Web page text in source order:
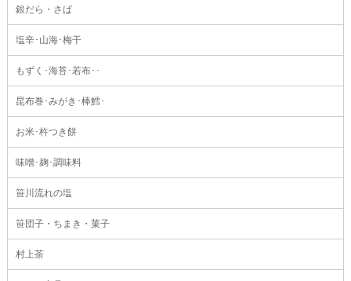
銀だら・さば
塩辛･山海･梅干
もずく･海苔･若布･･
昆布巻･みがき･棒鱈･
お米･杵つき餅
味噌･麹･調味料
笹川流れの塩
笹団子・ちまき・菓子
村上茶